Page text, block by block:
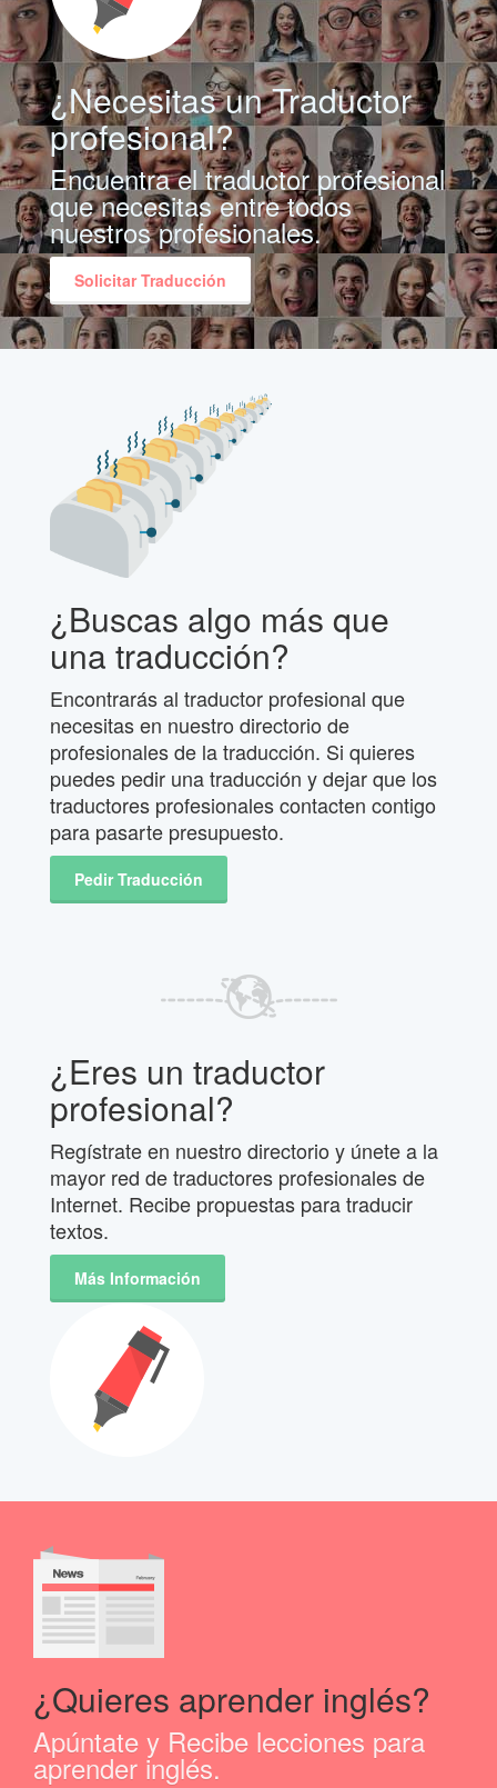
¿Necesitas un Traductor
profesional?
Encuentra el traductor profesional
que necesitas entre todos
nuestros profesionales.
Solicitar Traducción
¿Buscas algo más que
una traducción?
Encontrarás al traductor profesional que
necesitas en nuestro directorio de
profesionales de la traducción. Si quieres
puedes pedir una traducción y dejar que los
traductores profesionales contacten contigo
para pasarte presupuesto.
Pedir Traducción
¿Eres un traductor
profesional?
Regístrate en nuestro directorio y únete a la
mayor red de traductores profesionales de
Internet. Recibe propuestas para traducir
textos.
Más Información
¿Quieres aprender inglés?
Apúntate y Recibe lecciones para
aprender inglés.